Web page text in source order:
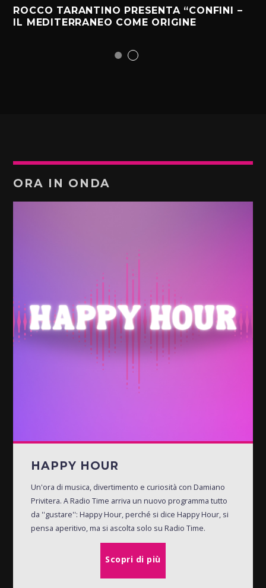
ROCCO TARANTINO PRESENTA “CONFINI –
IL MEDITERRANEO COME ORIGINE
ORA IN ONDA
HAPPY HOUR
Un'ora di musica, divertimento e curiosità con Damiano
Privitera. A Radio Time arriva un nuovo programma tutto
da ''gustare'': Happy Hour, perché si dice Happy Hour, si
pensa aperitivo, ma si ascolta solo su Radio Time.
Scopri di più